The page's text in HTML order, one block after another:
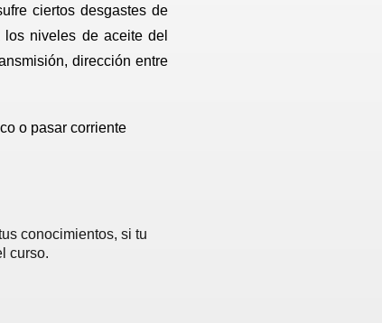
ciertos desgastes de
niveles de aceite del
dirección entre
o pasar corriente
conocimientos, si tu
curso.